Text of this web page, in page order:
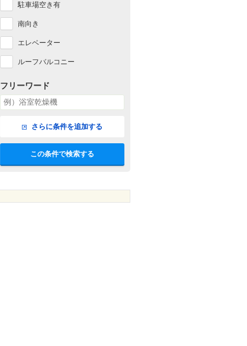
駐車場空き有
南向き
エレベーター
ルーフバルコニー
フリーワード
さらに条件を追加する
この条件で検索する